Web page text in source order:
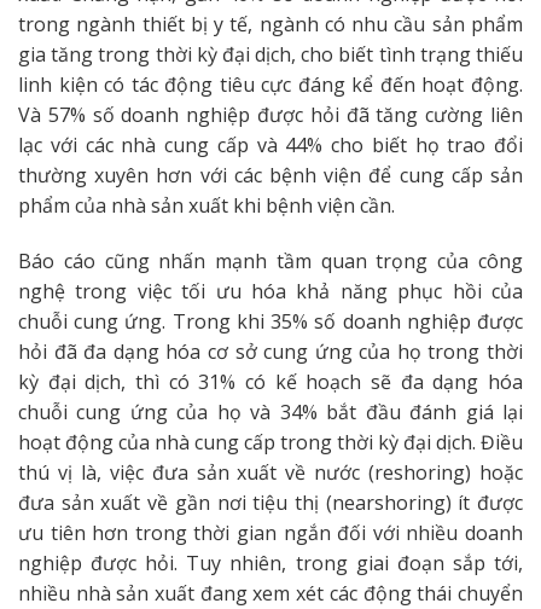
trong ngành thiết bị y tế, ngành có nhu cầu sản phẩm
gia tăng trong thời kỳ đại dịch, cho biết tình trạng thiếu
linh kiện có tác động tiêu cực đáng kể đến hoạt động.
Và 57% số doanh nghiệp được hỏi đã tăng cường liên
lạc với các nhà cung cấp và 44% cho biết họ trao đổi
thường xuyên hơn với các bệnh viện để cung cấp sản
phẩm của nhà sản xuất khi bệnh viện cần.
Báo cáo cũng nhấn mạnh tầm quan trọng của công
nghệ trong việc tối ưu hóa khả năng phục hồi của
chuỗi cung ứng. Trong khi 35% số doanh nghiệp được
hỏi đã đa dạng hóa cơ sở cung ứng của họ trong thời
kỳ đại dịch, thì có 31% có kế hoạch sẽ đa dạng hóa
chuỗi cung ứng của họ và 34% bắt đầu đánh giá lại
hoạt động của nhà cung cấp trong thời kỳ đại dịch. Điều
thú vị là, việc đưa sản xuất về nước (reshoring) hoặc
đưa sản xuất về gần nơi tiệu thị (nearshoring) ít được
ưu tiên hơn trong thời gian ngắn đối với nhiều doanh
nghiệp được hỏi. Tuy nhiên, trong giai đoạn sắp tới,
nhiều nhà sản xuất đang xem xét các động thái chuyển